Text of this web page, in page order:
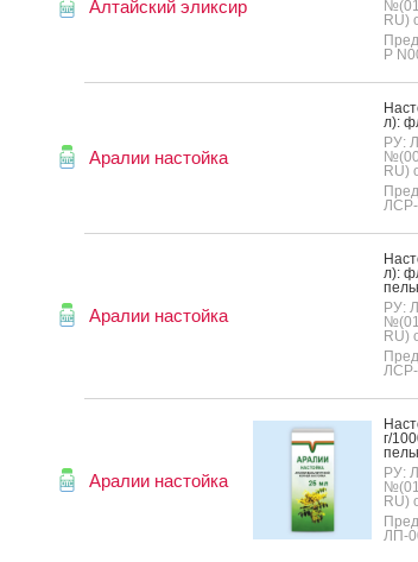
Алтайский эликсир
RU)
Р
Аралии настойка
л):
РУ:
RU)
Аралии настойка
л):
РУ:
RU)
Аралии настойка
г/
РУ:
RU)
ЛП-